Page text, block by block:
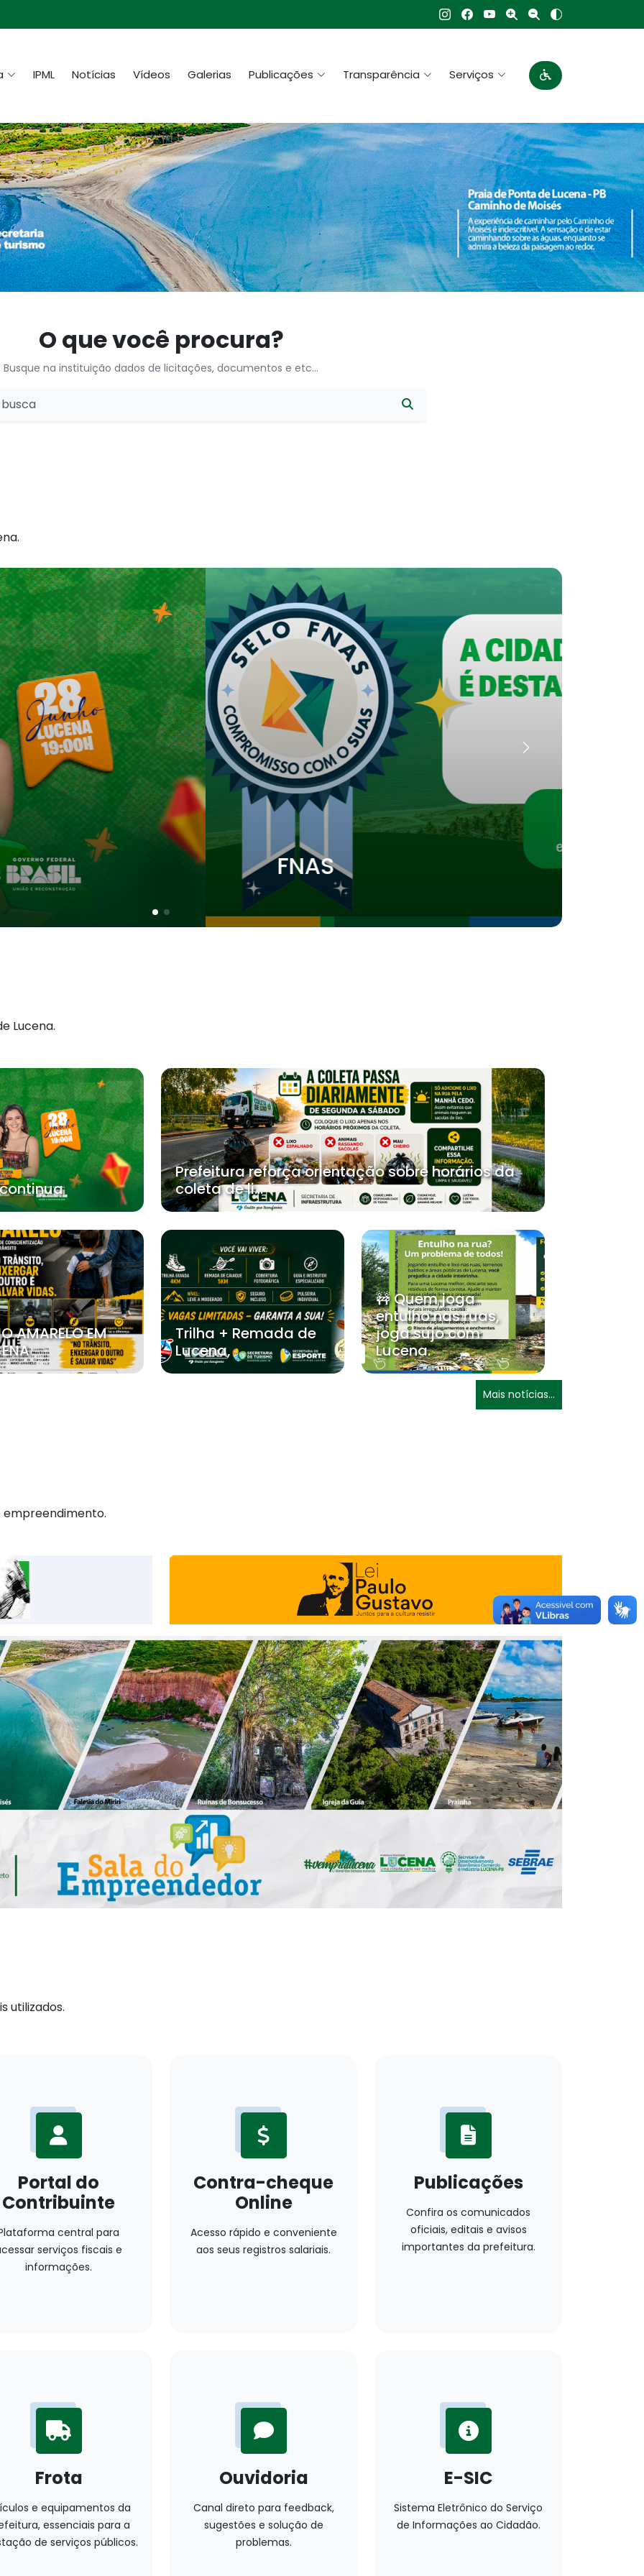
IPML Notícias Vídeos Galerias Publicações Transparência Serviços
O que você procura?
Busque na instituição dados de licitações, documentos e etc...
Lucena.
Prefeitura reforça orientação sobre horários da
coleta de li...
AMARELO EM
Trilha + Remada de
Lucena,
🚧 Quem joga
entulho nas ruas,
joga sujo com
Lucena.
Mais notícias...
empreendimento.
utilizados.
Portal do
Contribuinte
central para
serviços fiscais e
informações.
Contra-cheque
Online
Acesso rápido e conveniente
aos seus registros salariais.
Publicações
Confira os comunicados
oficiais, editais e avisos
importantes da prefeitura.
Frota
e equipamentos da
essenciais para a
de serviços públicos.
Ouvidoria
Canal direto para feedback,
sugestões e solução de
problemas.
E-SIC
Sistema Eletrônico do Serviço
de Informações ao Cidadão.